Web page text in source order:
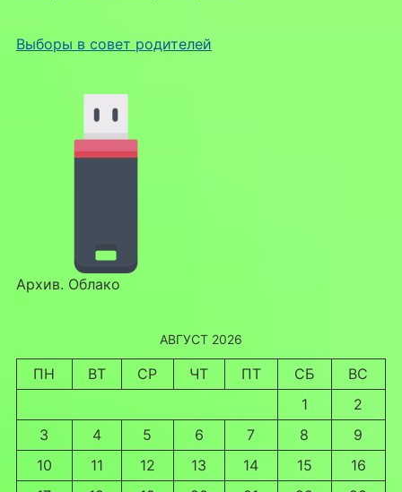
Выборы в совет родителей
Архив. Облако
АВГУСТ 2026
ПН ВТ СР ЧТ ПТ СБ
ВС
1
2
3
4 5 6 7 8
9
10
11 12 13 14 15
16